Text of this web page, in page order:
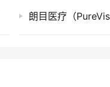
朗目医疗（